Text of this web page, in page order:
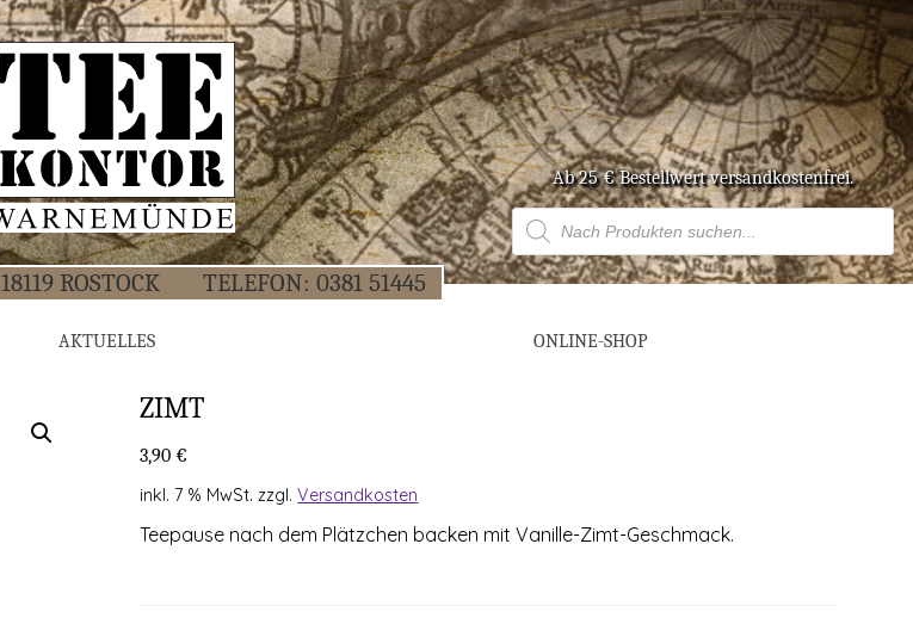
Ab 25 € Bestell­wert versandkostenfrei.
Products
search
18119 ROS­TOCK TELE­FON:0381 51445
AKTU­EL­LES ONLINE-SHOP
ZIMT
3,90 €
inkl. 7 % MwSt. zzgl.Versandkosten
Tee­pau­se nach dem Plätz­chen backen mit Vanille-Zimt-Geschmack.